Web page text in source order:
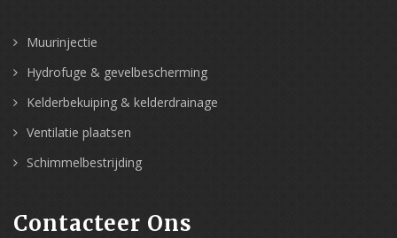
Muurinjectie
Hydrofuge & gevelbescherming
Kelderbekuiping & kelderdrainage
Ventilatie plaatsen
Schimmelbestrijding
Contacteer Ons